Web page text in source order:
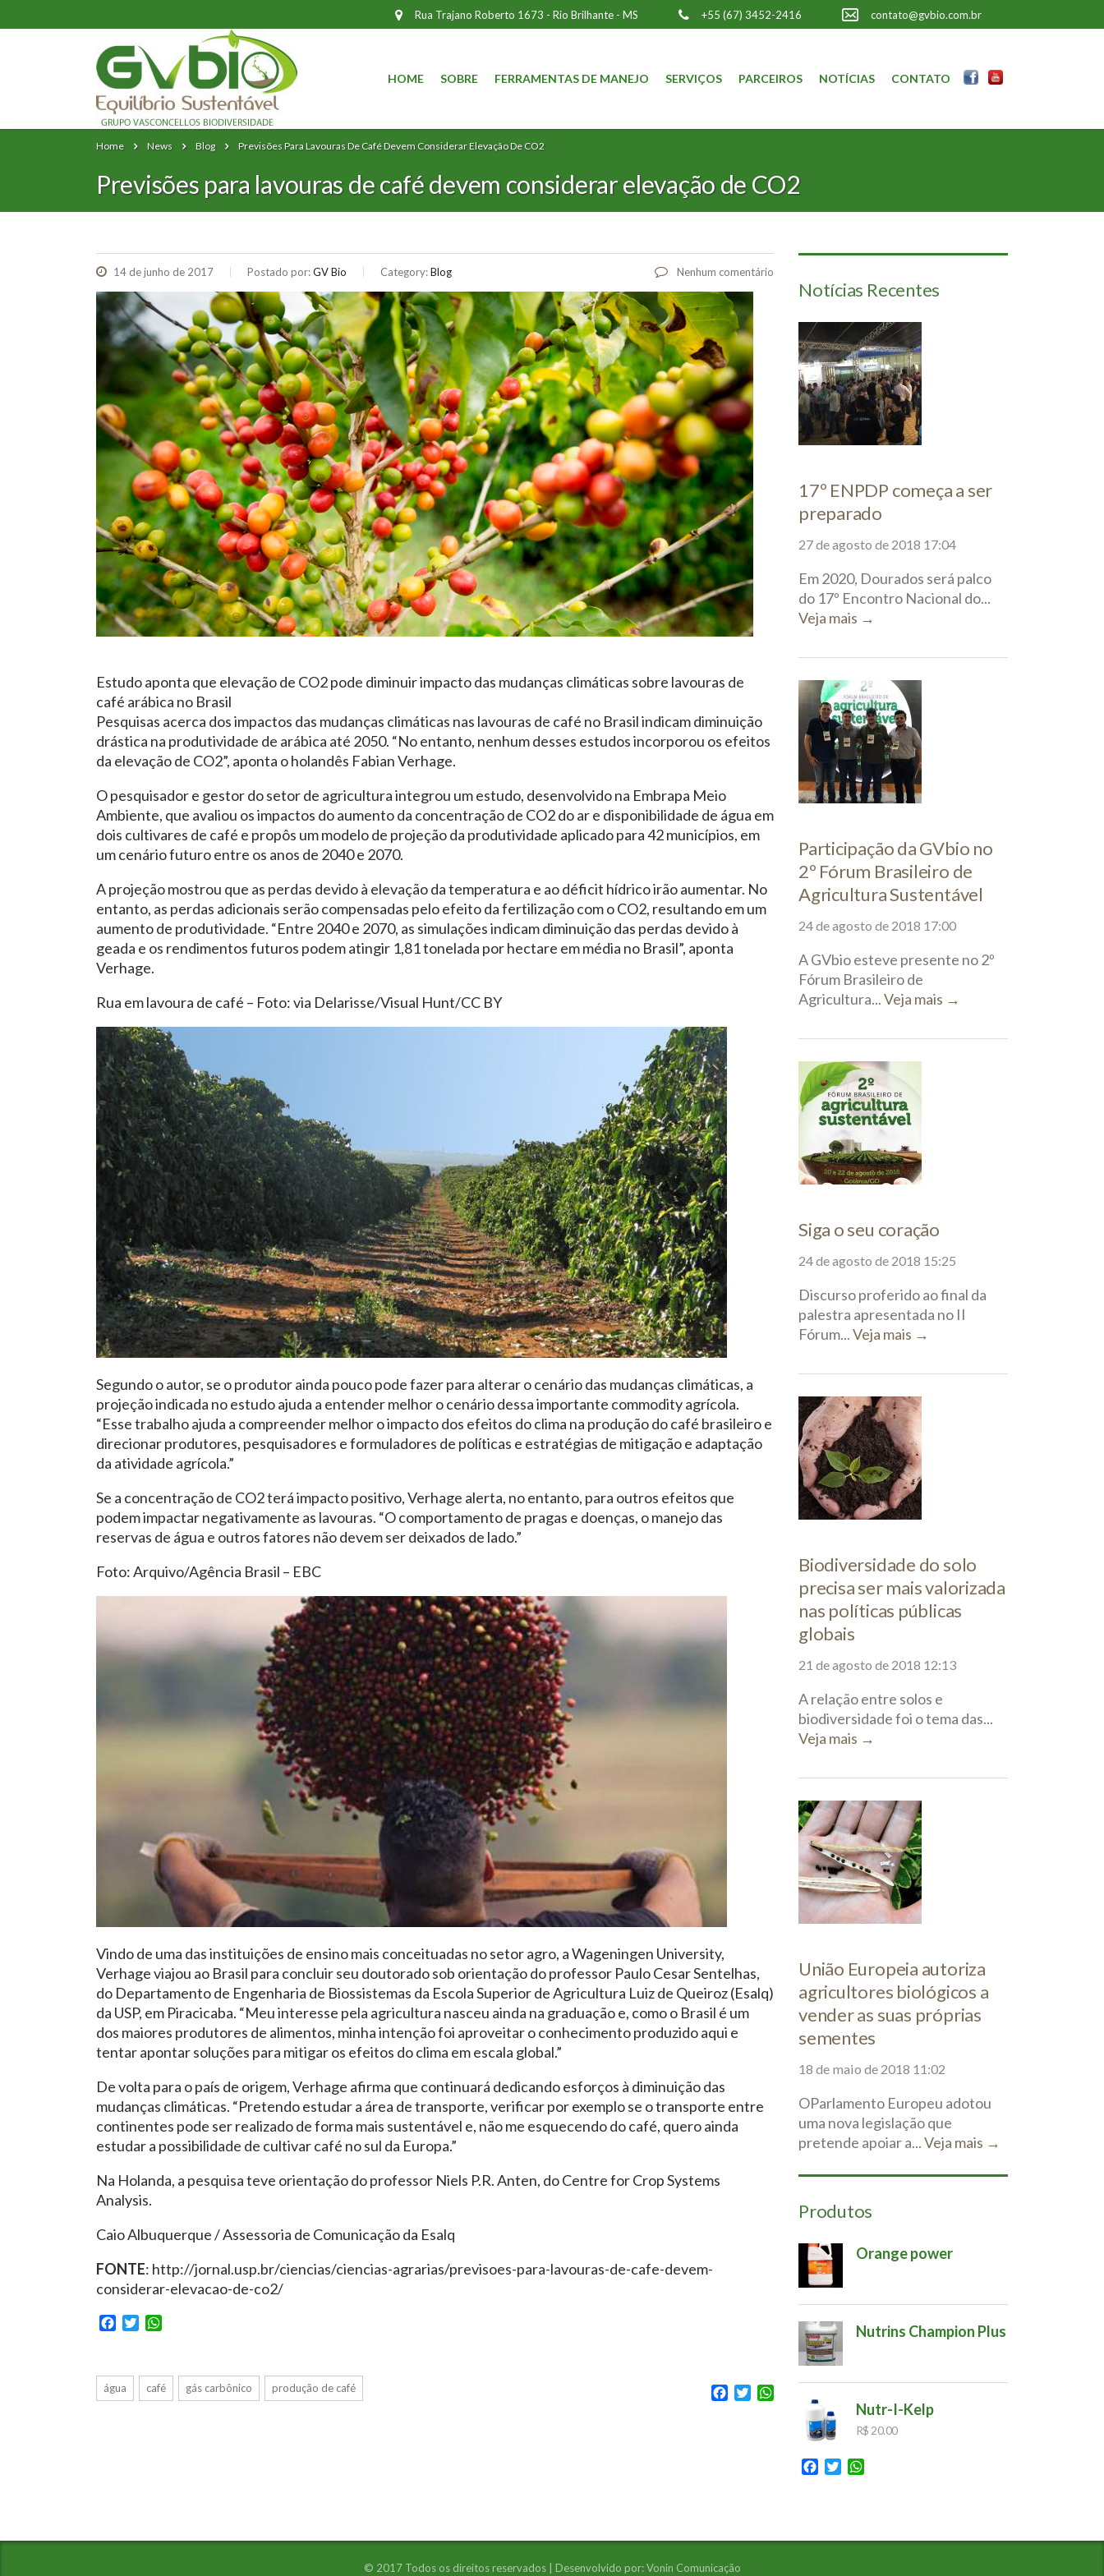
Rua Trajano Roberto 1673 - Rio Brilhante - MS +55 (67) 3452-2416 contato@gvbio.com.br
HOME SOBRE FERRAMENTAS DE MANEJO SERVIÇOS PARCEIROS NOTÍCIAS CONTATO
Home News Blog Previsões Para Lavouras De Café Devem Considerar Elevação De CO2
Previsões para lavouras de café devem considerar elevação de CO2
14 de junho de 2017 Postado por:GV Bio Category:Blog Nenhum comentário
Estudo aponta que elevação de CO2 pode diminuir impacto das mudanças climáticas sobre lavouras de
café arábica no Brasil
Pesquisas acerca dos impactos das mudanças climáticas nas lavouras de café no Brasil indicam diminuição
drástica na produtividade de arábica até 2050. “No entanto, nenhum desses estudos incorporou os efeitos
da elevação de CO2”, aponta o holandês Fabian Verhage.
O pesquisador e gestor do setor de agricultura integrou um estudo, desenvolvido na Embrapa Meio
Ambiente, que avaliou os impactos do aumento da concentração de CO2 do ar e disponibilidade de água em
dois cultivares de café e propôs um modelo de projeção da produtividade aplicado para 42 municípios, em
um cenário futuro entre os anos de 2040 e 2070.
A projeção mostrou que as perdas devido à elevação da temperatura e ao déficit hídrico irão aumentar. No
entanto, as perdas adicionais serão compensadas pelo efeito da fertilização com o CO2, resultando em um
aumento de produtividade. “Entre 2040 e 2070, as simulações indicam diminuição das perdas devido à
geada e os rendimentos futuros podem atingir 1,81 tonelada por hectare em média no Brasil”, aponta
Verhage.
Rua em lavoura de café – Foto: via Delarisse/Visual Hunt/CC BY
Segundo o autor, se o produtor ainda pouco pode fazer para alterar o cenário das mudanças climáticas, a
projeção indicada no estudo ajuda a entender melhor o cenário dessa importante commodity agrícola.
“Esse trabalho ajuda a compreender melhor o impacto dos efeitos do clima na produção do café brasileiro e
direcionar produtores, pesquisadores e formuladores de políticas e estratégias de mitigação e adaptação
da atividade agrícola.”
Se a concentração de CO2 terá impacto positivo, Verhage alerta, no entanto, para outros efeitos que
podem impactar negativamente as lavouras. “O comportamento de pragas e doenças, o manejo das
reservas de água e outros fatores não devem ser deixados de lado.”
Foto: Arquivo/Agência Brasil – EBC
Vindo de uma das instituições de ensino mais conceituadas no setor agro, a Wageningen University,
Verhage viajou ao Brasil para concluir seu doutorado sob orientação do professor Paulo Cesar Sentelhas,
do Departamento de Engenharia de Biossistemas da Escola Superior de Agricultura Luiz de Queiroz (Esalq)
da USP, em Piracicaba. “Meu interesse pela agricultura nasceu ainda na graduação e, como o Brasil é um
dos maiores produtores de alimentos, minha intenção foi aproveitar o conhecimento produzido aqui e
tentar apontar soluções para mitigar os efeitos do clima em escala global.”
De volta para o país de origem, Verhage afirma que continuará dedicando esforços à diminuição das
mudanças climáticas. “Pretendo estudar a área de transporte, verificar por exemplo se o transporte entre
continentes pode ser realizado de forma mais sustentável e, não me esquecendo do café, quero ainda
estudar a possibilidade de cultivar café no sul da Europa.”
Na Holanda, a pesquisa teve orientação do professor Niels P.R. Anten, do Centre for Crop Systems
Analysis.
Caio Albuquerque / Assessoria de Comunicação da Esalq
FONTE: http://jornal.usp.br/ciencias/ciencias-agrarias/previsoes-para-lavouras-de-cafe-devem-
considerar-elevacao-de-co2/
Facebook
Twitter
água café gás carbônico produção de café Facebook
Twitter
Notícias Recentes
17º ENPDP começa a ser
preparado
27 de agosto de 2018 17:04
Em 2020, Dourados será palco
do 17º Encontro Nacional do...
Veja mais →
Participação da GVbio no
2º Fórum Brasileiro de
Agricultura Sustentável
24 de agosto de 2018 17:00
A GVbio esteve presente no 2º
Fórum Brasileiro de
Agricultura...Veja mais →
Siga o seu coração
24 de agosto de 2018 15:25
Discurso proferido ao final da
palestra apresentada no II
Fórum...Veja mais →
Biodiversidade do solo
precisa ser mais valorizada
nas políticas públicas
globais
21 de agosto de 2018 12:13
A relação entre solos e
biodiversidade foi o tema das...
Veja mais →
União Europeia autoriza
agricultores biológicos a
vender as suas próprias
sementes
18 de maio de 2018 11:02
OParlamento Europeu adotou
uma nova legislação que
pretende apoiar a...Veja mais →
Produtos
Orange power
Nutrins Champion Plus
Nutr-I-Kelp
R$ 20.00
Facebook
Twitter
© 2017 Todos os direitos reservados | Desenvolvido por:Vonin Comunicação